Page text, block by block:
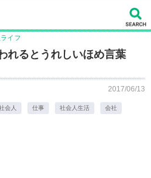
イフ
れるとうれしいほめ言葉
2017/06/13
会人 仕事 社会人生活 会社